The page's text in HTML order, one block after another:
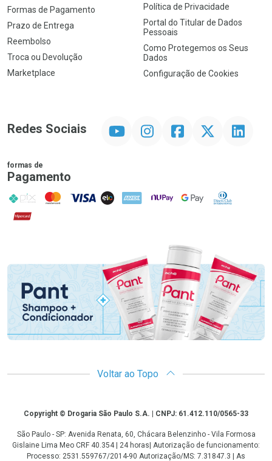
Formas de Pagamento
Prazo de Entrega
Reembolso
Troca ou Devolução
Marketplace
Política de Privacidade
Portal do Titular de Dados
Pessoais
Como Protegemos os Seus
Dados
Configuração de Cookies
Redes Sociais InstagramFacebookTwitter Linkedin
formas de
Pagamento
PIX MasterCard
VISA ELO AMEX NuPay Google PayDiners Club
Hipercard
Voltar ao Topo
CopyrightCopyright © Drogaria São Paulo S.A. | CNPJ: 61.412.110/0565-33
São Paulo - SP: Avenida Renata, 60, Chácara Belenzinho - Vila Formosa
Gislaine Lima Meo CRF 40.354 | 24 horas| Autorização de funcionamento:
Processo: 2531.559767/2014-90 Autorização/MS: 7.31847.3 | As